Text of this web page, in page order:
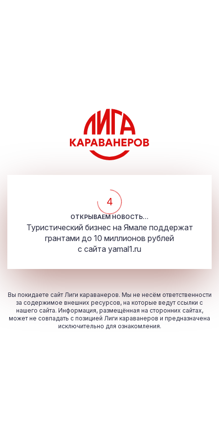
4
ОТКРЫВАЕМ НОВОСТЬ...
Туристический бизнес на Ямале поддержат
грантами до 10 миллионов рублей
с сайта yamal1.ru
Вы покидаете сайт Лиги караванеров. Мы не несём ответственности
за содержимое внешних ресурсов, на которые ведут ссылки с
нашего сайта. Информация, размещённая на сторонних сайтах,
может не совпадать с позицией Лиги караванеров и предназначена
исключительно для ознакомления.